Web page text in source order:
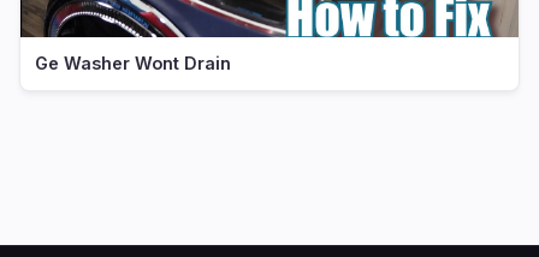
Ge Washer Wont Drain